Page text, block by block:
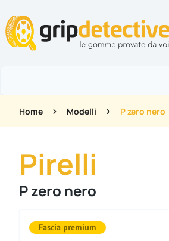
GripDetective
Home Modelli P zero nero
Pirelli
P zero nero
Fascia premium